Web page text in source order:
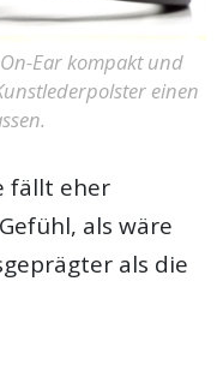
Ear kompakt und
einen
fällt eher
als wäre
als die